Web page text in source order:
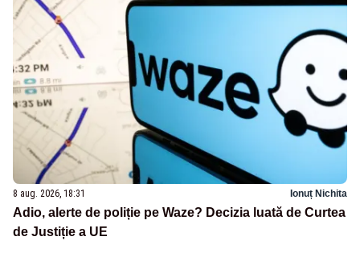
8 aug. 2026, 18:31 Ionuț Nichita
Adio, alerte de poliție pe Waze? Decizia luată de Curtea
de Justiție a UE